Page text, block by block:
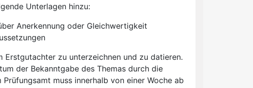
Unterlagen hinzu:
Anerkennung oder Gleichwertigkeit
zu unterzeichnen und zu datieren.
der Bekanntgabe des Themas durch die
muss innerhalb von einer Woche ab